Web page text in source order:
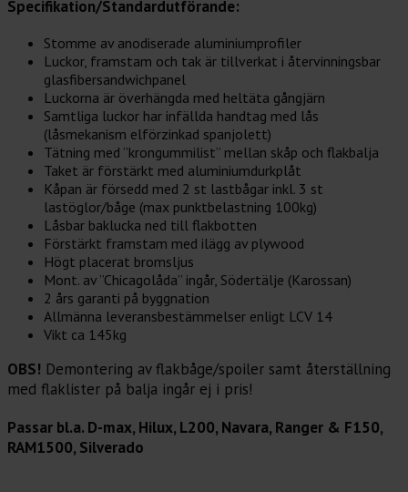
Specifikation/Standardutförande:
Stomme av anodiserade aluminiumprofiler
Luckor, framstam och tak är tillverkat i återvinningsbar
glasfibersandwichpanel
Luckorna är överhängda med heltäta gångjärn
Samtliga luckor har infällda handtag med lås
(låsmekanism elförzinkad spanjolett)
Tätning med ”krongummilist” mellan skåp och flakbalja
Taket är förstärkt med aluminiumdurkplåt
Kåpan är försedd med 2 st lastbågar inkl. 3 st
lastöglor/båge (max punktbelastning 100kg)
Låsbar baklucka ned till flakbotten
Förstärkt framstam med ilägg av plywood
Högt placerat bromsljus
Mont. av ”Chicagolåda” ingår, Södertälje (Karossan)
2 års garanti på byggnation
Allmänna leveransbestämmelser enligt LCV 14
Vikt ca 145kg
OBS! Demontering av flakbåge/spoiler samt återställning
med flaklister på balja ingår ej i pris!
Passar bl.a. D-max, Hilux, L200, Navara, Ranger & F150,
RAM1500, Silverado